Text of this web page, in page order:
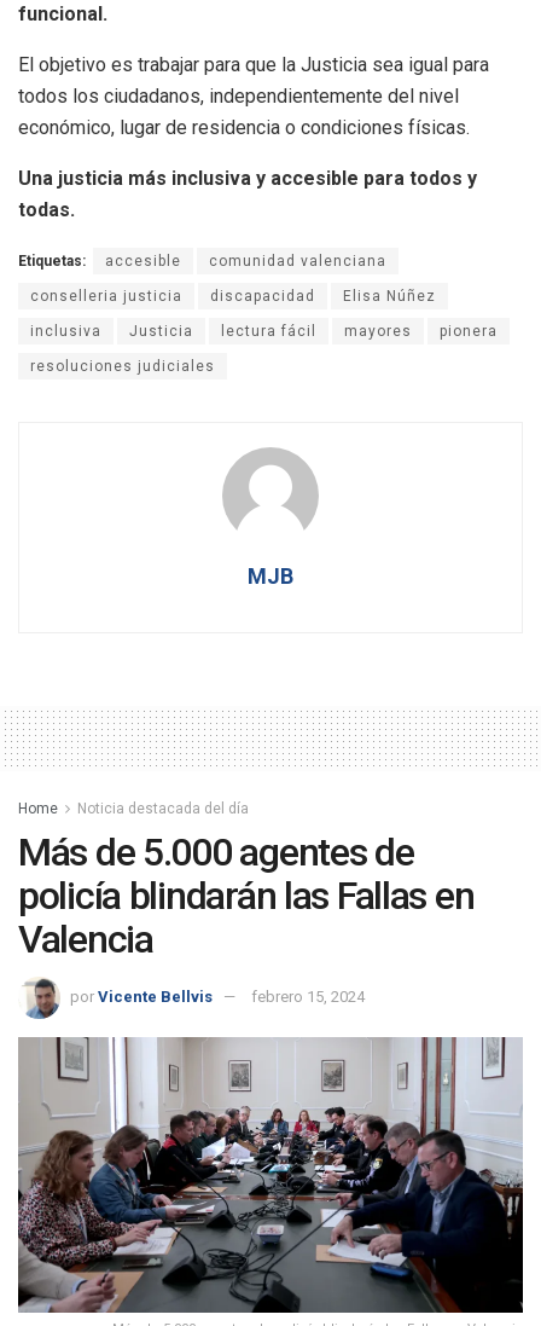
funcional.
El objetivo es trabajar para que la Justicia sea igual para
todos los ciudadanos, independientemente del nivel
económico, lugar de residencia o condiciones físicas.
Una justicia más inclusiva y accesible para todos y
todas.
Etiquetas: accesible comunidad valenciana
conselleria justicia discapacidad Elisa Núñez
inclusiva Justicia lectura fácil mayores pionera
resoluciones judiciales
MJB
Home Noticia destacada del día
Más de 5.000 agentes de
policía blindarán las Fallas en
Valencia
por Vicente Bellvis febrero 15, 2024